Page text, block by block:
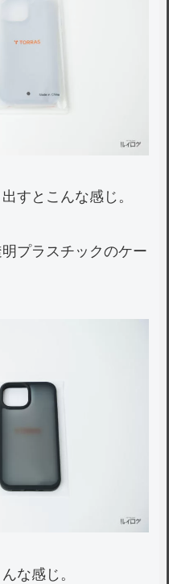
すとこんな感じ。
プラスチックのケー
な感じ。